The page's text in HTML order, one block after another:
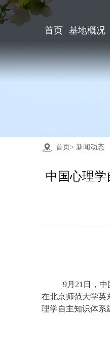
首页 基地概况
首页 > 新闻动态
中国心理学
9月 21 日，
在北京师范大学英
理学自主知识体系